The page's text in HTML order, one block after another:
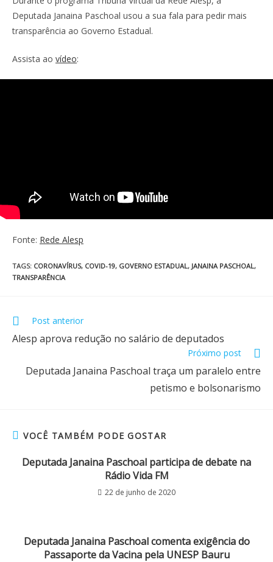
Deputada Janaina Paschoal usou a sua fala para pedir mais
transparência ao Governo Estadual.
Assista ao vídeo:
Fonte: Rede Alesp
TAGS: CORONAVÍRUS, COVID-19, GOVERNO ESTADUAL, JANAINA PASCHOAL,
TRANSPARÊNCIA
Post anterior
Alesp aprova redução no salário de deputados
Próximo post
Deputada Janaina Paschoal traça um paralelo entre
petismo e bolsonarismo
VOCÊ TAMBÉM PODE GOSTAR
Deputada Janaina Paschoal participa de debate na
Rádio Vida FM
22 de junho de 2020
Deputada Janaina Paschoal comenta exigência do
Passaporte da Vacina pela UNESP Bauru